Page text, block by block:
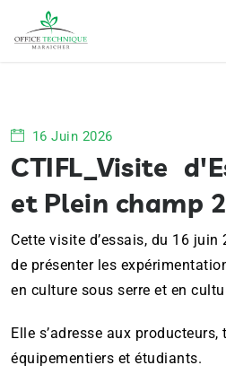
16 Juin 2026
CTIFL_Visite
et Plein champ
Cette visite d’essais, du 16
de présenter les
en culture sous serre et en
Elle s’adresse aux producteurs,
équipementiers et étudiants.